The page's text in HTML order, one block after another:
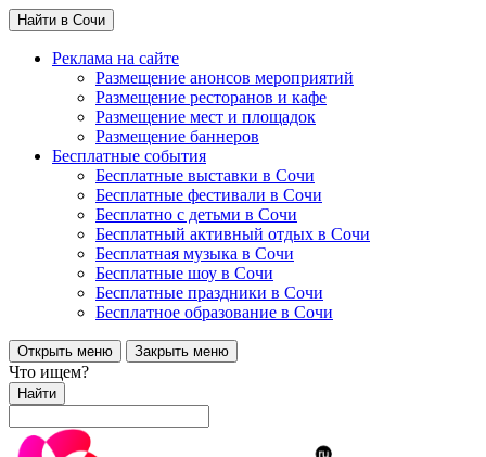
Найти в Сочи
Реклама на сайте
Размещение анонсов мероприятий
Размещение ресторанов и кафе
Размещение мест и площадок
Размещение баннеров
Бесплатные события
Бесплатные выставки в Сочи
Бесплатные фестивали в Сочи
Бесплатно с детьми в Сочи
Бесплатный активный отдых в Сочи
Бесплатная музыка в Сочи
Бесплатные шоу в Сочи
Бесплатные праздники в Сочи
Бесплатное образование в Сочи
Открыть меню Закрыть меню
Что ищем?
Найти